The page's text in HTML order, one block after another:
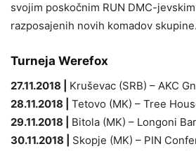
svojim poskočnim RUN DMC-
razposajenih novih komadov skupine.
Turneja Werefox
27.11.2018 | Kruševac (SRB) – AKC
28.11.2018 | Tetovo (MK) – Tree
29.11.2018 | Bitola (MK) – Longoni
30.11.2018 | Skopje (MK) – PIN